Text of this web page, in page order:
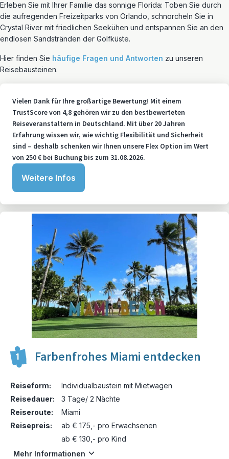
Erleben Sie mit Ihrer Familie das sonnige Florida: Toben Sie durch
die aufregenden Freizeitparks von Orlando, schnorcheln Sie in
Crystal River mit friedlichen Seekühen und entspannen Sie an den
endlosen Sandstränden der Golfküste.
Hier finden Sie häufige Fragen und Antworten zu unseren
Reisebausteinen.
Vielen Dank für Ihre großartige Bewertung! Mit einem
TrustScore von 4,8 gehören wir zu den bestbewerteten
Reiseveranstaltern in Deutschland. Mit über 20 Jahren
Erfahrung wissen wir, wie wichtig Flexibilität und Sicherheit
sind – deshalb schenken wir Ihnen unsere Flex Option im Wert
von 250 € bei Buchung bis zum 31.08.2026.
Weitere Infos
1 Farbenfrohes Miami entdecken
Reiseform:
Individualbaustein mit Mietwagen
Reisedauer:
3 Tage/ 2 Nächte
Reiseroute:
Miami
Reisepreis:
ab € 175,- pro Erwachsenen
ab € 130,- pro Kind
Mehr Informationen